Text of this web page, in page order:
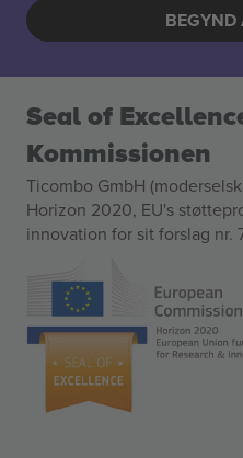
Seal of
Kommissionen
Ticombo GmbH
Horizon 2020, EU's
innovation for sit forslag nr.